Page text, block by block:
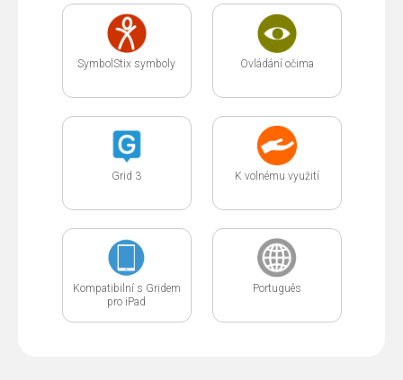
SymbolStix symboly Ovládání očima
Grid 3 K volnému využití
Kompatibilní s Gridem
pro iPad
Português